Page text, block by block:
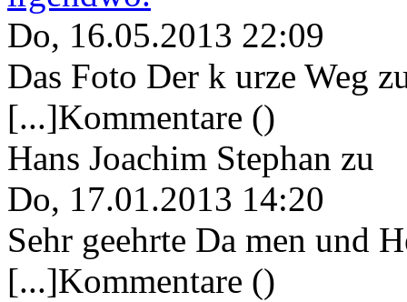
Do, 16.05.2013 22:09
Das Foto Der k urze Weg
[...]Kommentare ()
Hans Joachim Stephan zu
Do, 17.01.2013 14:20
Sehr geehrte Da men und
[...]Kommentare ()